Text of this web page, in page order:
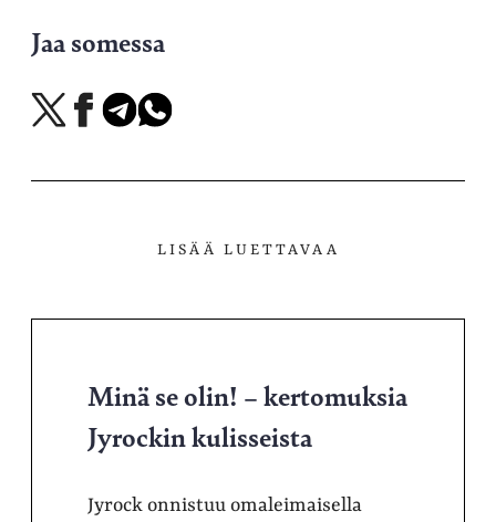
Jaa somessa
Jaa
X-
Jaa
Facebookissa
Jaa
Telegramissa
Jaa
WhatsAppissa
LISÄÄ LUETTAVAA
Minä se olin! – kertomuksia
Jyrockin kulisseista
Jyrock onnistuu omaleimaisella